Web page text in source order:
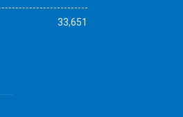
33,651